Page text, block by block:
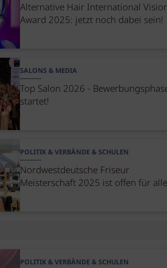
Alternative Hair International
Award 2025: jetzt noch dabei sein!
SALONS & MEDIA
Top Salon 2026 -
startet!
POLITIK & VERBÄNDE & SCHULEN
Nordwestdeutsche Friseur
Meisterschaft 2025 ist offen für alle
POLITIK & VERBÄNDE & SCHULEN